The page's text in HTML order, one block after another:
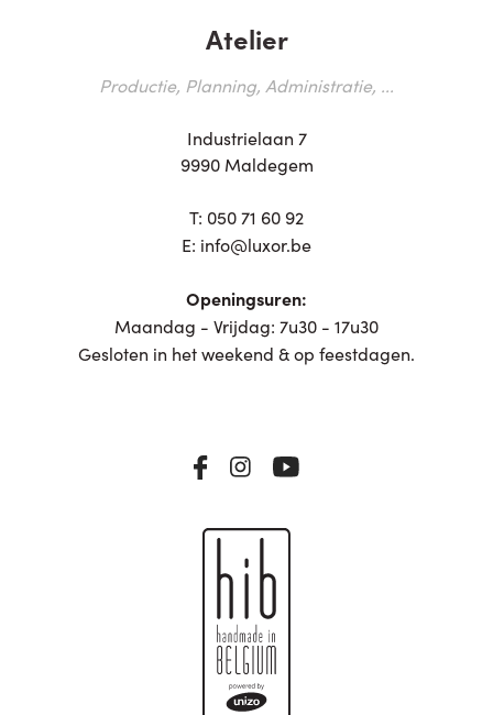
Atelier
Productie, Planning, Administratie, ...
Industrielaan 7
9990 Maldegem
T: 050 71 60 92
E: info@luxor.be
Openingsuren:
Maandag - Vrijdag: 7u30 - 17u30
Gesloten in het weekend & op feestdagen.